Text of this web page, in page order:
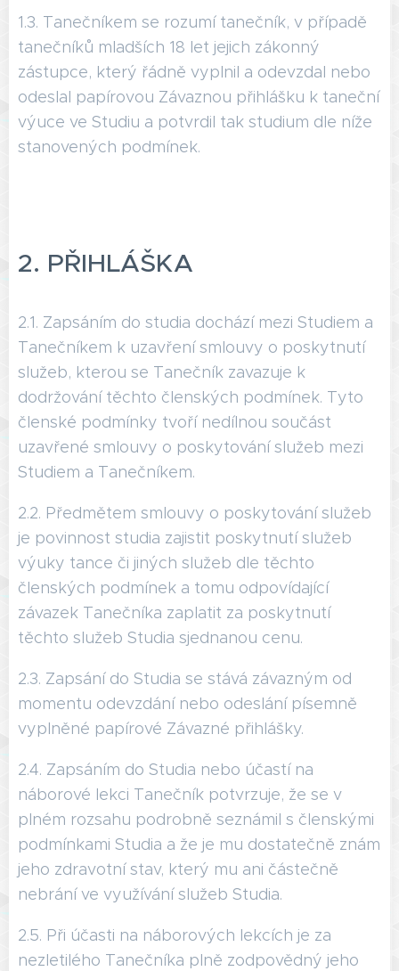
1.3. Tanečníkem se rozumí tanečník, v případě
tanečníků mladších 18 let jejich zákonný
zástupce, který řádně vyplnil a odevzdal nebo
odeslal papírovou Závaznou přihlášku k taneční
výuce ve Studiu a potvrdil tak studium dle níže
stanovených podmínek.
2. PŘIHLÁŠKA
2.1. Zapsáním do studia dochází mezi Studiem a
Tanečníkem k uzavření smlouvy o poskytnutí
služeb, kterou se Tanečník zavazuje k
dodržování těchto členských podmínek. Tyto
členské podmínky tvoří nedílnou součást
uzavřené smlouvy o poskytování služeb mezi
Studiem a Tanečníkem.
2.2. Předmětem smlouvy o poskytování služeb
je povinnost studia zajistit poskytnutí služeb
výuky tance či jiných služeb dle těchto
členských podmínek a tomu odpovídající
závazek Tanečníka zaplatit za poskytnutí
těchto služeb Studia sjednanou cenu.
2.3. Zapsání do Studia se stává závazným od
momentu odevzdání nebo odeslání písemně
vyplněné papírové Závazné přihlášky.
2.4. Zapsáním do Studia nebo účastí na
náborové lekci Tanečník potvrzuje, že se v
plném rozsahu podrobně seznámil s členskými
podmínkami Studia a že je mu dostatečně znám
jeho zdravotní stav, který mu ani částečně
nebrání ve využívání služeb Studia.
2.5. Při účasti na náborových lekcích je za
nezletilého Tanečníka plně zodpovědný jeho